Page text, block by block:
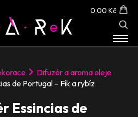
0,00 Kč
O NÁS
KONTAKT
Difuzér a aroma oleje
de Portugal – Fík a rybíz
Essincias de